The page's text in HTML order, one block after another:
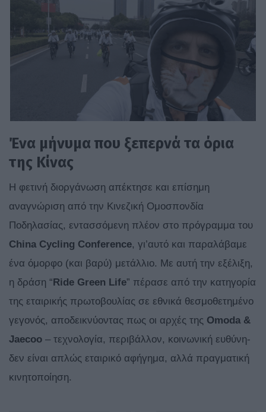
Ένα μήνυμα που ξεπερνά τα όρια
της Κίνας
Η φετινή διοργάνωση απέκτησε και επίσημη
αναγνώριση από την Κινεζική Ομοσπονδία
Ποδηλασίας, εντασσόμενη πλέον στο πρόγραμμα του
China Cycling Conference, γι’αυτό και παραλάβαμε
ένα όμορφο (και βαρύ) μετάλλιο. Με αυτή την εξέλιξη,
η δράση “Ride Green Life” πέρασε από την κατηγορία
της εταιρικής πρωτοβουλίας σε εθνικά θεσμοθετημένο
γεγονός, αποδεικνύοντας πως οι αρχές της Omoda &
Jaecoo – τεχνολογία, περιβάλλον, κοινωνική ευθύνη-
δεν είναι απλώς εταιρικό αφήγημα, αλλά πραγματική
κινητοποίηση.